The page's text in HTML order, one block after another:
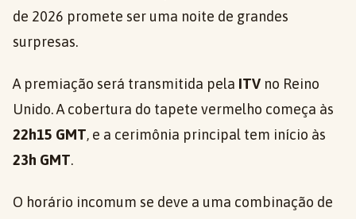
de 2026 promete ser uma noite de grandes
surpresas.
A premiação será transmitida pela ITV no Reino
Unido. A cobertura do tapete vermelho começa às
22h15 GMT, e a cerimônia principal tem início às
23h GMT.
O horário incomum se deve a uma combinação de